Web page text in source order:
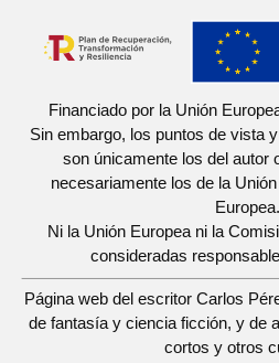
Financiado por la Unión
Sin embargo, los puntos de vista
son únicamente los del autor
necesariamente los de la
Europea.
Ni la Unión Europea ni la
consideradas
Página web del escritor Carlos
de fantasía y ciencia ficción, y de
cortos y otros